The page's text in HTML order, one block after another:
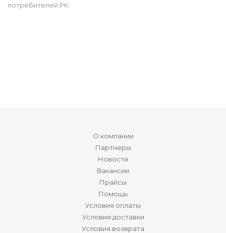
потребителей РК.
О компании
Партнеры
Новости
Вакансии
Прайсы
Помощь
Условия оплаты
Условия доставки
Условия возврата